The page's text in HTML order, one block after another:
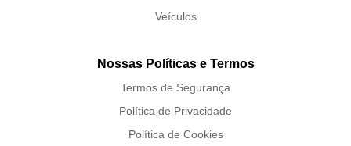
Veículos
Nossas Políticas e Termos
Termos de Segurança
Política de Privacidade
Política de Cookies